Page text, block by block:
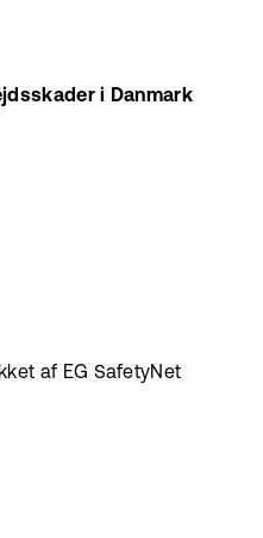
i Danmark
af EG SafetyNet